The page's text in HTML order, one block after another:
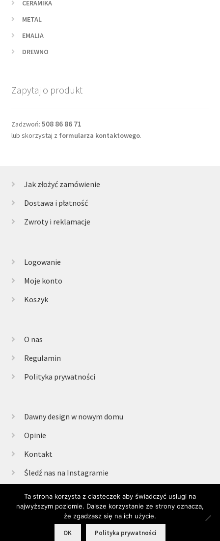
CERAMIKA
METAL
EMALIA
DREWNO
Zapytaj o produkt
Zadzwoń: 508 86 86 71
lub skorzystaj z formularza kontaktowego.
Jak złożyć zamówienie
Dostawa i płatność
Zwroty i reklamacje
Logowanie
Moje konto
Koszyk
O nas
Regulamin
Polityka prywatności
Dawny design w nowym domu
Opinie
Kontakt
Śledź nas na Instagramie
© Retrogabinet 2025
Ta strona korzysta z ciasteczek aby świadczyć usługi na
najwyższym poziomie. Dalsze korzystanie ze strony oznacza,
że zgadzasz się na ich użycie.
OK Polityka prywatności